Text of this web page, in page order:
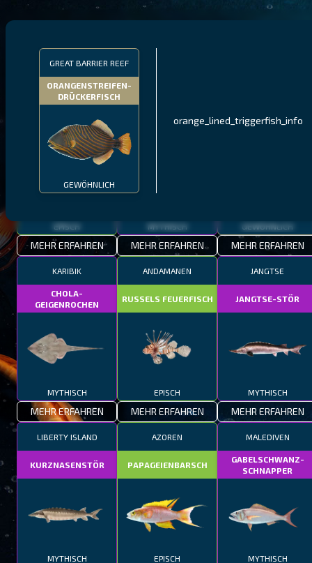
GREAT BARRIER REEF
ORANGENSTREIFEN-
DRÜCKERFISCH
GEWÖHNLICH
orange_lined_triggerfish_info
FILTER
MALAWI
GESTRECKTER
SCHABEMUND-
BUNTBARSCH
EPISCH
MEHR ERFAHREN
NÖRDLICHE FJORDE
ATLANTISCHER LENG
MYTHISCH
MEHR ERFAHREN
MEXIKANISCHER
GEWÖHNLICH
MEHR ERFAHREN
KARIBIK
CHOLA-
GEIGENROCHEN
MYTHISCH
MEHR ERFAHREN
ANDAMANEN
RUSSELS FEUERFISCH
EPISCH
MEHR ERFAHREN
JANGTSE
JANGTSE-STÖR
MYTHISCH
MEHR ERFAHREN
LIBERTY ISLAND
KURZNASENSTÖR
MYTHISCH
AZOREN
PAPAGEIENBARSCH
EPISCH
MALEDIVEN
GABELSCHWANZ-
SCHNAPPER
MYTHISCH